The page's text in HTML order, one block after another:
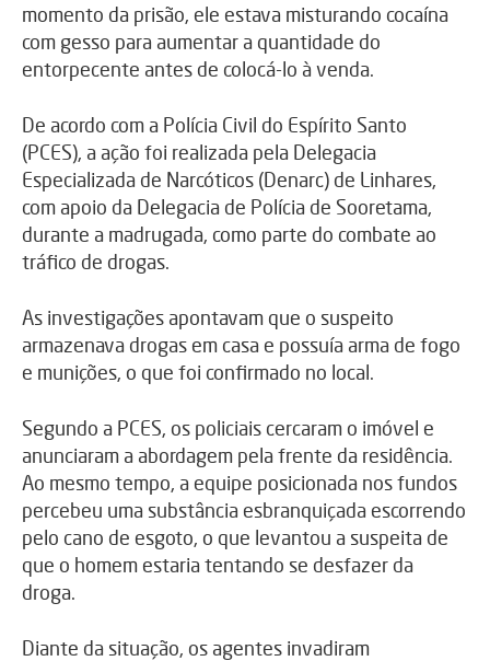
momento da prisão, ele estava misturando cocaína
com gesso para aumentar a quantidade do
entorpecente antes de colocá-lo à venda.
De acordo com a Polícia Civil do Espírito Santo
(PCES), a ação foi realizada pela Delegacia
Especializada de Narcóticos (Denarc) de Linhares,
com apoio da Delegacia de Polícia de Sooretama,
durante a madrugada, como parte do combate ao
tráfico de drogas.
As investigações apontavam que o suspeito
armazenava drogas em casa e possuía arma de fogo
e munições, o que foi confirmado no local.
Segundo a PCES, os policiais cercaram o imóvel e
anunciaram a abordagem pela frente da residência.
Ao mesmo tempo, a equipe posicionada nos fundos
percebeu uma substância esbranquiçada escorrendo
pelo cano de esgoto, o que levantou a suspeita de
que o homem estaria tentando se desfazer da
droga.
Diante da situação, os agentes invadiram